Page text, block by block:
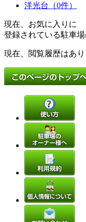
洋光台（0件）
現在、お気に入りに
登録されている駐車場
現在、閲覧履歴はあり